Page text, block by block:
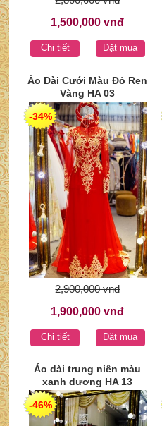
1,500,000 vnđ
Chi tiết Đặt mua
Áo Dài Cưới Màu Đỏ Ren
Vàng HA 03
-34%
2,900,000 vnđ
1,900,000 vnđ
Chi tiết Đặt mua
Áo dài trung niên màu
xanh dương HA 13
-46%